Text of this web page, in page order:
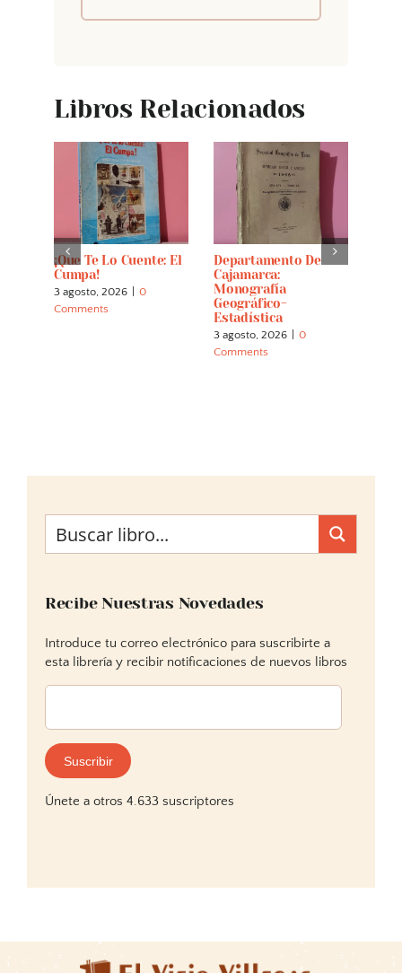
Libros Relacionados
¡Que Te Lo Cuente: El
Cumpa!
3 agosto, 2026
0
Comments
Departamento De
Cajamarca:
Monografía
Geográfico-
Estadística
3 agosto, 2026
0
Comments
Recibe Nuestras Novedades
Introduce tu correo electrónico para suscribirte a
esta librería y recibir notificaciones de nuevos libros
Dirección
correo
electrónico:
Suscribir
Únete a otros 4.633 suscriptores